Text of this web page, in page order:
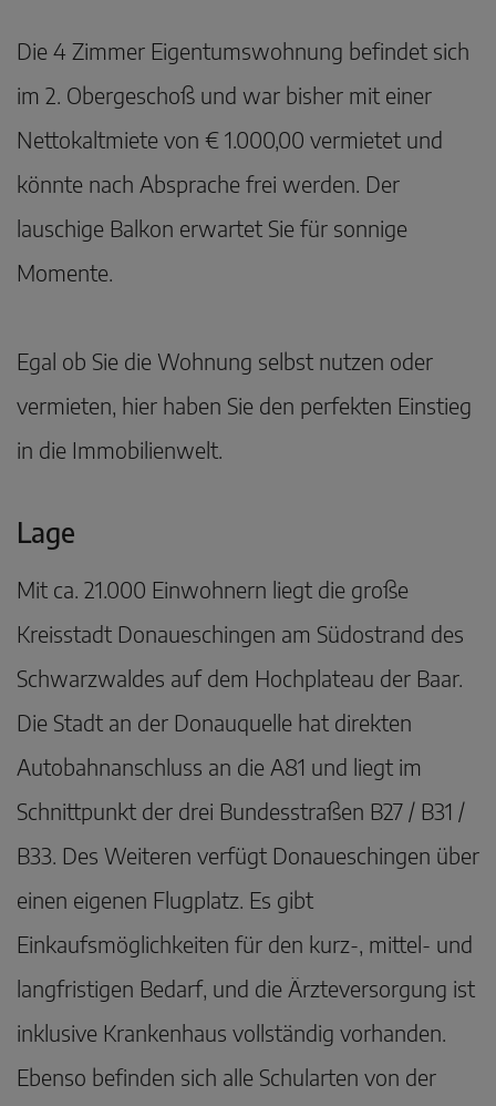
Die 4 Zimmer Eigentumswohnung befindet sich
im 2. Obergeschoß und war bisher mit einer
Nettokaltmiete von € 1.000,00 vermietet und
könnte nach Absprache frei werden. Der
lauschige Balkon erwartet Sie für sonnige
Momente.
Egal ob Sie die Wohnung selbst nutzen oder
vermieten, hier haben Sie den perfekten Einstieg
in die Immobilienwelt.
Lage
Mit ca. 21.000 Einwohnern liegt die große
Kreisstadt Donaueschingen am Südostrand des
Schwarzwaldes auf dem Hochplateau der Baar.
Die Stadt an der Donauquelle hat direkten
Autobahnanschluss an die A81 und liegt im
Schnittpunkt der drei Bundesstraßen B27 / B31 /
B33. Des Weiteren verfügt Donaueschingen über
einen eigenen Flugplatz. Es gibt
Einkaufsmöglichkeiten für den kurz-, mittel- und
langfristigen Bedarf, und die Ärzteversorgung ist
inklusive Krankenhaus vollständig vorhanden.
Ebenso befinden sich alle Schularten von der